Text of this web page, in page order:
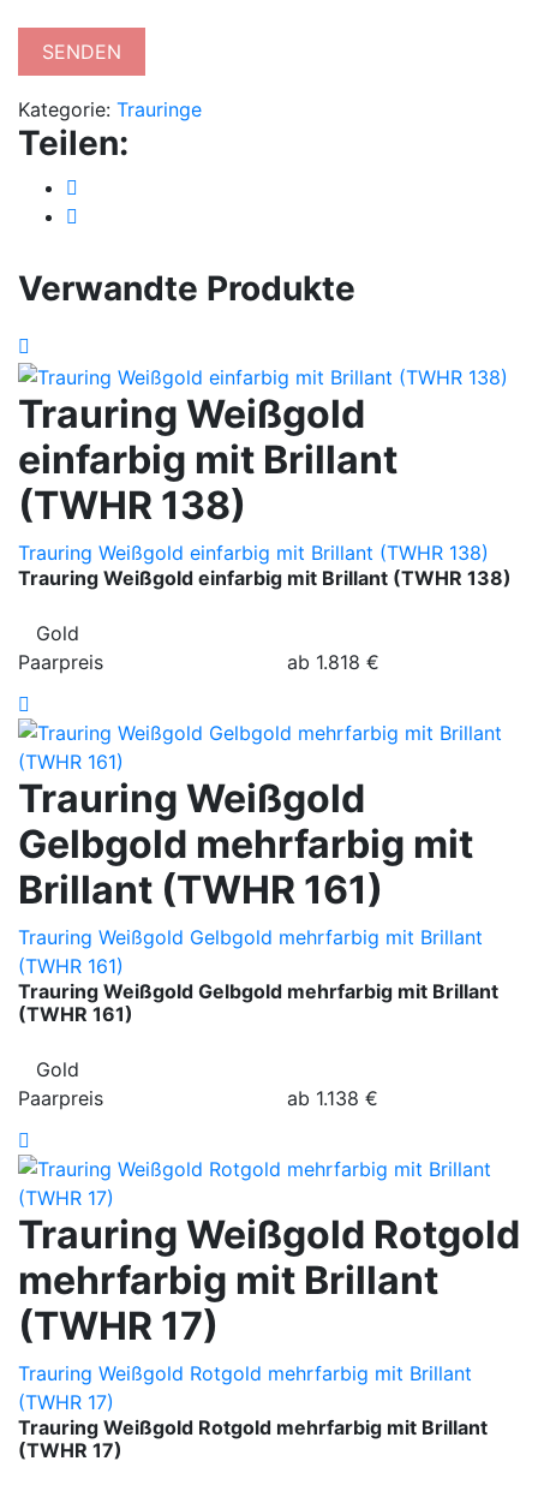
Kategorie: Trauringe
Teilen:
Verwandte Produkte
Trauring Weißgold
einfarbig mit Brillant
(TWHR 138)
Trauring Weißgold einfarbig mit Brillant (TWHR 138)
Trauring Weißgold einfarbig mit Brillant (TWHR 138)
Gold
Paarpreis
ab 1.818 €
Trauring Weißgold
Gelbgold mehrfarbig mit
Brillant (TWHR 161)
Trauring Weißgold Gelbgold mehrfarbig mit Brillant
(TWHR 161)
Trauring Weißgold Gelbgold mehrfarbig mit Brillant
(TWHR 161)
Gold
Paarpreis
ab 1.138 €
Trauring Weißgold Rotgold
mehrfarbig mit Brillant
(TWHR 17)
Trauring Weißgold Rotgold mehrfarbig mit Brillant
(TWHR 17)
Trauring Weißgold Rotgold mehrfarbig mit Brillant
(TWHR 17)